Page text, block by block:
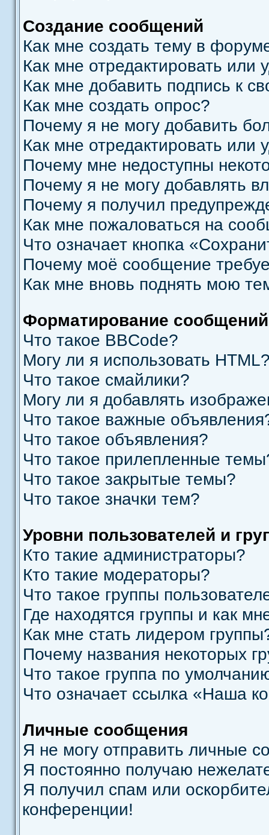
Создание сообщений
Как мне создать тему в
Как мне отредактировать или
Как мне добавить подпись к
Как мне создать опрос?
Почему я не могу добавить
Как мне отредактировать или
Почему мне недоступны
Почему я не могу добавлять
Почему я получил
Как мне пожаловаться на
Что означает кнопка
Почему моё сообщение
Как мне вновь поднять мою
Форматирование
Что такое BBCode?
Могу ли я использовать
Что такое смайлики?
Могу ли я добавлять
Что такое важные
Что такое объявления?
Что такое прилепленные
Что такое закрытые темы?
Что такое значки тем?
Уровни пользователей и
Кто такие администраторы?
Кто такие модераторы?
Что такое группы
Где находятся группы и как
Как мне стать лидером
Почему названия некоторых
Что такое группа по
Что означает ссылка «Наша
Личные сообщения
Я не могу отправить личные
Я постоянно получаю
Я получил спам или
конференции!